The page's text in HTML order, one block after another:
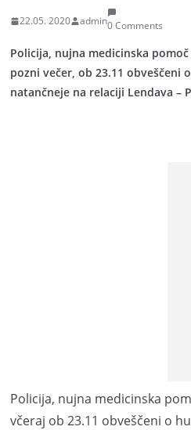
22.05. 2020 admin0 Comments
Policija, nujna medicinska
pozni večer, ob 23.11
natančneje na relaciji Lendava –
Policija, nujna medicinska
včeraj ob 23.11 obveščeni o